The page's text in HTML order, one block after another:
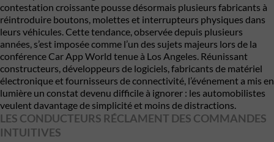
contestation croissante pousse désormais plusieurs fabricants à
réintroduire boutons, molettes et interrupteurs physiques dans
leurs véhicules. Cette tendance, observée depuis plusieurs
années, s’est imposée comme l’un des sujets majeurs lors de la
conférence Car App World tenue à Los Angeles. Réunissant
constructeurs, développeurs de logiciels, fabricants de matériel
électronique et fournisseurs de connectivité, l’événement a mis en
lumière un constat devenu difficile à ignorer : les automobilistes
veulent davantage de simplicité et moins de distractions.
LES CONDUCTEURS RÉCLAMENT DES COMMANDES
INTUITIVES